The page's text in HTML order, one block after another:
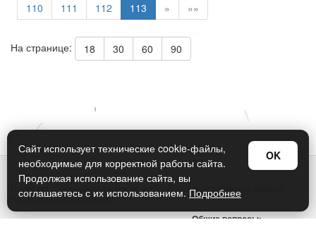
110
111 112 113 » »»
На странице: 18 30 60 90
© Арт Дизайн 2026
Политика конфиденциальности и обработки персональных данных
Правила использования
Общие вопросы:
Сайт использует технические cookie-файлы,
необходимые для корректной работы сайта.
Продолжая использование сайта, вы
соглашаетесь с их использованием. Подробнее
OK